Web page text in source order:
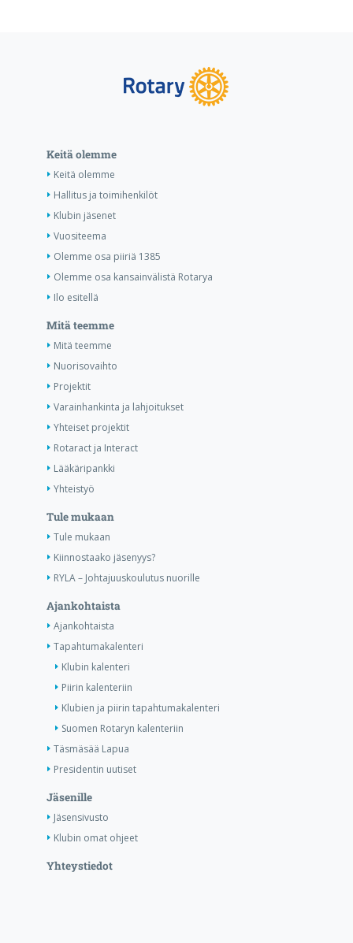
Keitä olemme
Keitä olemme
Hallitus ja toimihenkilöt
Klubin jäsenet
Vuositeema
Olemme osa piiriä 1385
Olemme osa kansainvälistä Rotarya
Ilo esitellä
Mitä teemme
Mitä teemme
Nuorisovaihto
Projektit
Varainhankinta ja lahjoitukset
Yhteiset projektit
Rotaract ja Interact
Lääkäripankki
Yhteistyö
Tule mukaan
Tule mukaan
Kiinnostaako jäsenyys?
RYLA – Johtajuuskoulutus nuorille
Ajankohtaista
Ajankohtaista
Tapahtumakalenteri
Klubin kalenteri
Piirin kalenteriin
Klubien ja piirin tapahtumakalenteri
Suomen Rotaryn kalenteriin
Täsmäsää Lapua
Presidentin uutiset
Jäsenille
Jäsensivusto
Klubin omat ohjeet
Yhteystiedot